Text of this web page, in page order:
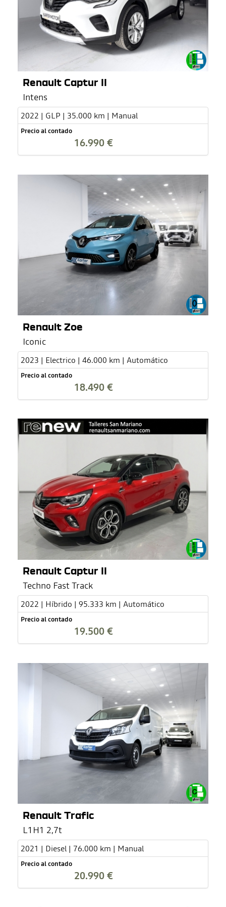
Renault Captur II
Intens
2022 | GLP | 35.000 km | Manual
Precio al contado
16.990 €
Renault Zoe
Iconic
2023 | Electrico | 46.000 km | Automático
Precio al contado
18.490 €
Renault Captur II
Techno Fast Track
2022 | Híbrido | 95.333 km | Automático
Precio al contado
19.500 €
Renault Trafic
L1H1 2,7t
2021 | Diesel | 76.000 km | Manual
Precio al contado
20.990 €